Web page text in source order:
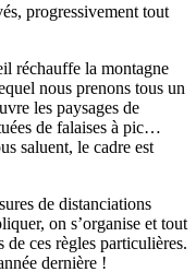
progressivement tout
réchauffe la montagne
nous prenons tous un
les paysages de
de falaises à pic…
saluent, le cadre est
de distanciations
on s’organise et tout
de ces règles particulières.
dernière !